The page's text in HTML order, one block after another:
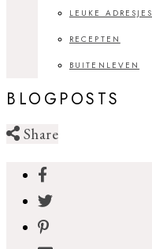
LEUKE ADRESJES
RECEPTEN
BUITENLEVEN
BLOGPOSTS
Share